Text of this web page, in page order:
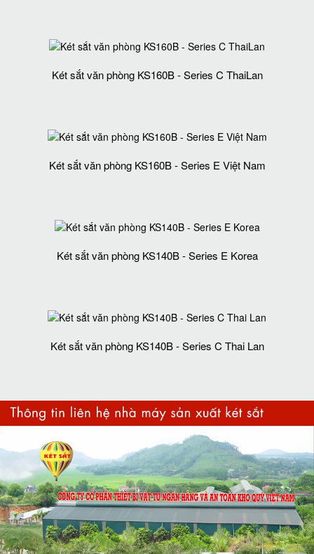
Két sắt văn phòng KS160B - Series C ThaiLan
Két sắt văn phòng KS160B - Series E Việt Nam
Két sắt văn phòng KS140B - Series E Korea
Két sắt văn phòng KS140B - Series C Thai Lan